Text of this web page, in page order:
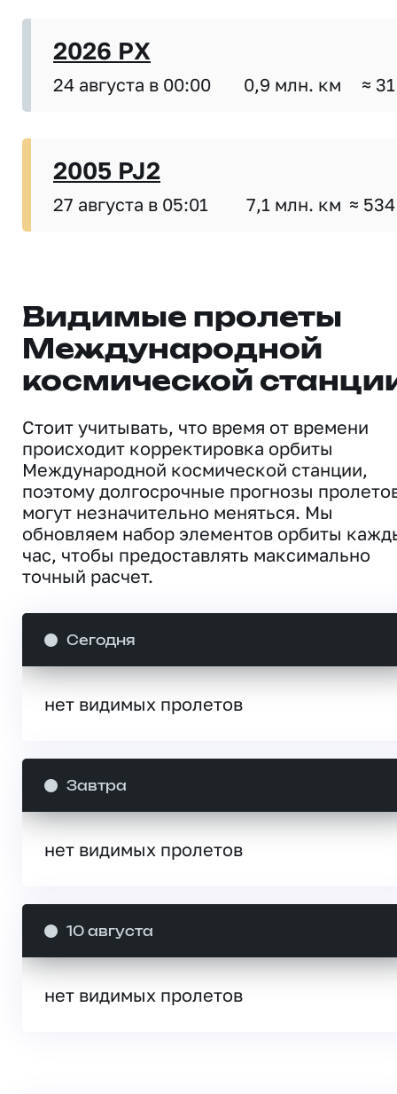
2026 PX
24 августа в 00:00 0,9 млн. км ≈
2005 PJ2
27 августа в 05:01 7,1 млн. км ≈
Видимые пролеты
Международной
космической
Стоит учитывать, что время от времени
происходит корректировка орбиты
Международной космической станции,
поэтому долгосрочные прогнозы
могут незначительно меняться. Мы
обновляем набор элементов орбиты
час, чтобы предоставлять максимально
точный расчет.
Сегодня
нет видимых пролетов
Завтра
нет видимых пролетов
10 августа
нет видимых пролетов